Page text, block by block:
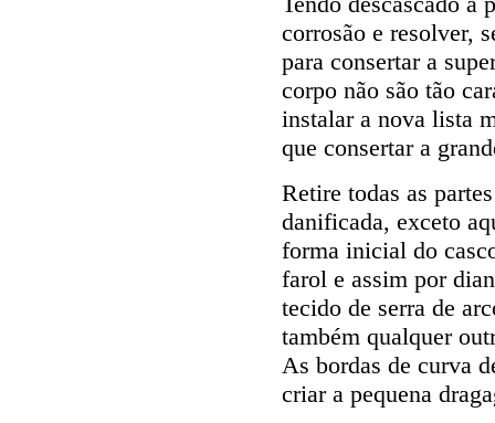
corrosão e resolver,
para consertar a
corpo não são tão
instalar a nova lista
que consertar a
Retire todas as
danificada, exceto
forma inicial do
farol e assim por
tecido de serra de
também qualquer
As bordas de curva
criar a pequena